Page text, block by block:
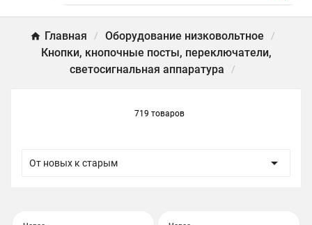
Главная
Оборудование низковольтное
Кнопки, кнопочные посты, переключатели,
светосигнальная аппаратура
719 товаров
От новых к старым 